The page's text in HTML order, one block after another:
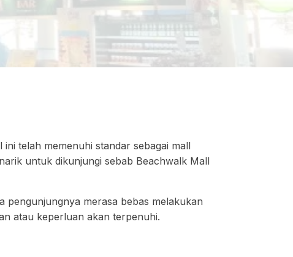
telah memenuhi standar sebagai mall
untuk dikunjungi sebab Beachwalk Mall
pengunjungnya merasa bebas melakukan
atau keperluan akan terpenuhi.